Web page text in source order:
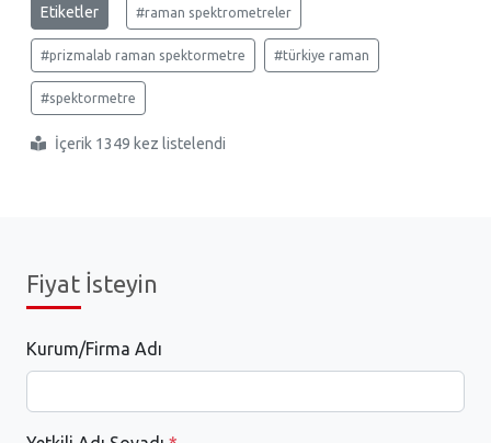
Etiketler #raman spektrometreler
#prizmalab raman spektormetre #türkiye raman
#spektormetre
İçerik 1349 kez listelendi
Fiyat İsteyin
Kurum/Firma Adı